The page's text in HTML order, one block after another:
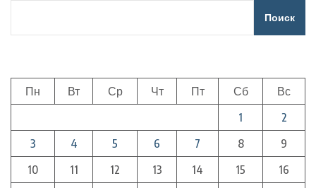
Поиск
Пн Вт Ср Чт Пт Сб
Вс
1
2
3
4 5 6 7 8
9
10
11 12 13 14 15
16